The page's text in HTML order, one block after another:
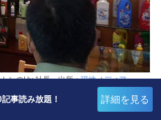
トンのHy 社長 出所：現地メディア
事読み放題！ 詳細を見る